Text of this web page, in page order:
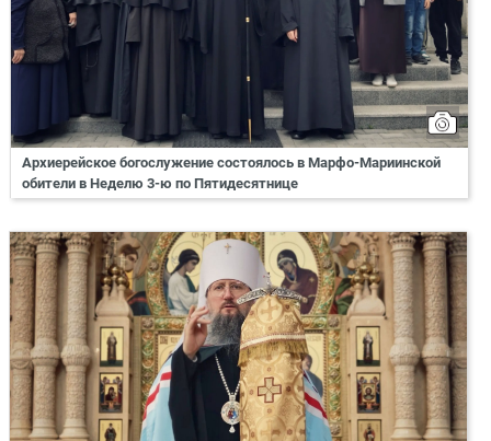
Архиерейское богослужение состоялось в Марфо-Мариинской
обители в Неделю 3-ю по Пятидесятнице